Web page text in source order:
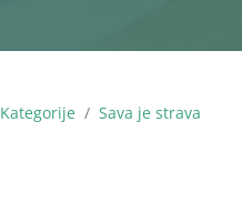
Kategorije Sava je strava